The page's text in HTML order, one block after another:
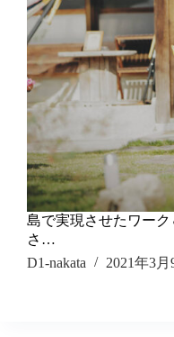
島で実現させたワー
さ…
D1-nakata
2021年3月